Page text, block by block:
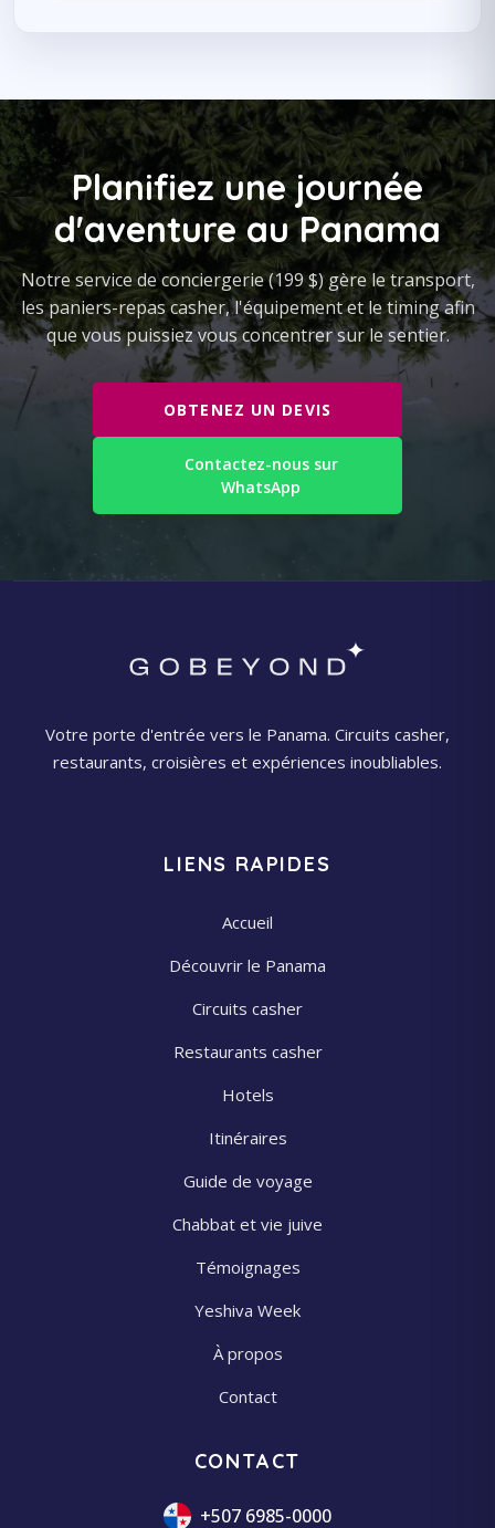
Planifiez une journée
d'aventure au Panama
Notre service de conciergerie (199 $) gère le transport,
les paniers-repas casher, l'équipement et le timing afin
que vous puissiez vous concentrer sur le sentier.
OBTENEZ UN DEVIS
Contactez-nous sur
WhatsApp
Votre porte d'entrée vers le Panama. Circuits casher,
restaurants, croisières et expériences inoubliables.
LIENS RAPIDES
Accueil
Découvrir le Panama
Circuits casher
Restaurants casher
Hotels
Itinéraires
Guide de voyage
Chabbat et vie juive
Témoignages
Yeshiva Week
À propos
Contact
CONTACT
+507 6985-0000